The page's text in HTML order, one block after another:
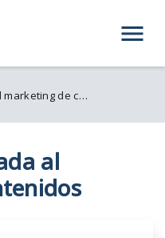
Menú
de contenidos
al